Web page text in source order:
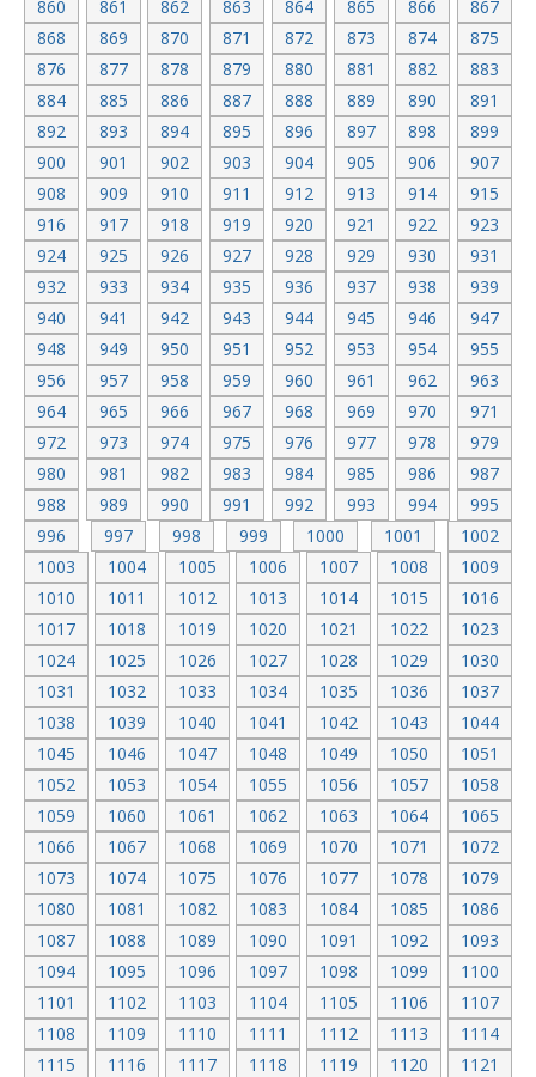
860
861 862 863 864 865 866
867
868
869 870 871 872 873 874
875
876
877 878 879 880 881 882
883
884
885 886 887 888 889 890
891
892
893 894 895 896 897 898
899
900
901 902 903 904 905 906
907
908
909 910 911 912 913 914
915
916
917 918 919 920 921 922
923
924
925 926 927 928 929 930
931
932
933 934 935 936 937 938
939
940
941 942 943 944 945 946
947
948
949 950 951 952 953 954
955
956
957 958 959 960 961 962
963
964
965 966 967 968 969 970
971
972
973 974 975 976 977 978
979
980
981 982 983 984 985 986
987
988
989 990 991 992 993 994
995
996
997 998 999 1000 1001
1002
1003
1004 1005 1006 1007 1008
1009
1010
1011 1012 1013 1014 1015
1016
1017
1018 1019 1020 1021 1022
1023
1024
1025 1026 1027 1028 1029
1030
1031
1032 1033 1034 1035 1036
1037
1038
1039 1040 1041 1042 1043
1044
1045
1046 1047 1048 1049 1050
1051
1052
1053 1054 1055 1056 1057
1058
1059
1060 1061 1062 1063 1064
1065
1066
1067 1068 1069 1070 1071
1072
1073
1074 1075 1076 1077 1078
1079
1080
1081 1082 1083 1084 1085
1086
1087
1088 1089 1090 1091 1092
1093
1094
1095 1096 1097 1098 1099
1100
1101
1102 1103 1104 1105 1106
1107
1108
1109 1110 1111 1112 1113
1114
1115
1116 1117 1118 1119 1120
1121